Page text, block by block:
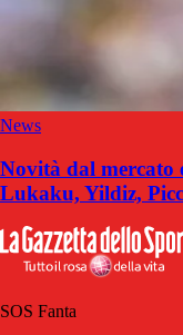
News
Novità dal mercato
Lukaku, Yildiz,
SOS Fanta